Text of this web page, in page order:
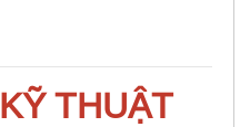
THUẬT